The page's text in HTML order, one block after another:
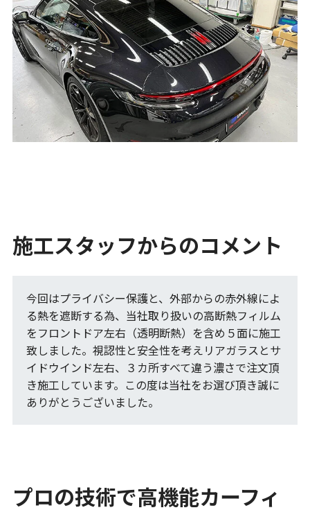
施工スタッフからのコメント
今回はプライバシー保護と、外部からの赤外線によ
る熱を遮断する為、当社取り扱いの高断熱フィルム
をフロントドア左右（透明断熱）を含め５面に施工
致しました。視認性と安全性を考えリアガラスとサ
イドウインド左右、３カ所すべて違う濃さで注文頂
き施工しています。この度は当社をお選び頂き誠に
ありがとうございました。
プロの技術で高機能カーフィ